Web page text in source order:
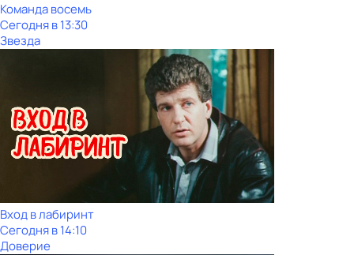
Команда восемь
Сегодня в 13:30
Звезда
Вход в лабиринт
Сегодня в 14:10
Доверие